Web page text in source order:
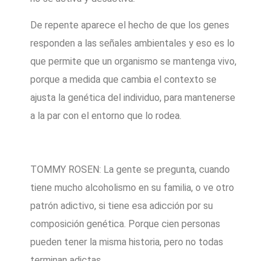
De repente aparece el hecho de que los genes
responden a las señales ambientales y eso es lo
que permite que un organismo se mantenga vivo,
porque a medida que cambia el contexto se
ajusta la genética del individuo, para mantenerse
a la par con el entorno que lo rodea.
TOMMY ROSEN: La gente se pregunta, cuando
tiene mucho alcoholismo en su familia, o ve otro
patrón adictivo, si tiene esa adicción por su
composición genética. Porque cien personas
pueden tener la misma historia, pero no todas